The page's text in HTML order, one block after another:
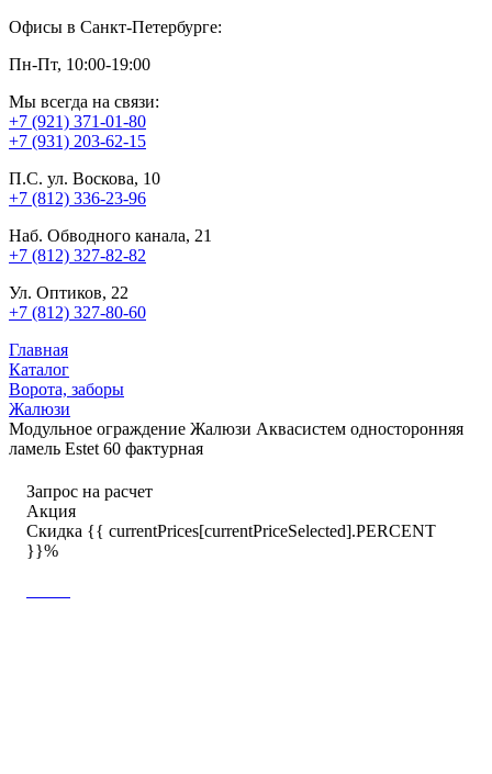
Офисы в Санкт-Петербурге:
Пн-Пт, 10:00-19:00
Мы всегда на связи:
+7 (921) 371-01-80
+7 (931) 203-62-15
П.С. ул. Воскова, 10
+7 (812) 336-23-96
Наб. Обводного канала, 21
+7 (812) 327-82-82
Ул. Оптиков, 22
+7 (812) 327-80-60
Главная
Каталог
Ворота, заборы
Жалюзи
Модульное ограждение Жалюзи Аквасистем односторонняя
ламель Estet 60 фактурная
Запрос на расчет
Акция
Скидка {{ currentPrices[currentPriceSelected].PERCENT
}}%